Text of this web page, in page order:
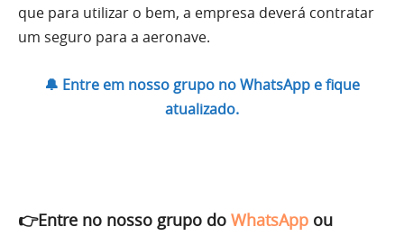
que para utilizar o bem, a empresa deverá contratar
um seguro para a aeronave.
🔔 Entre em nosso grupo no WhatsApp e fique
atualizado.
👉Entre no nosso grupo do WhatsApp ou